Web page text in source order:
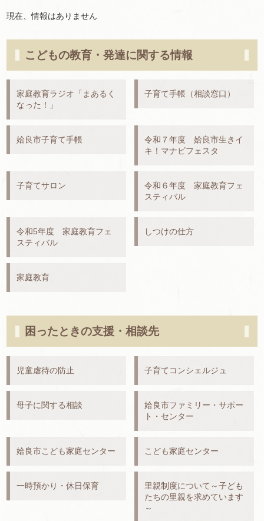
現在、情報はありません
こどもの教育・発達に関する情報
家庭教育ラジオ「まあるく
なった！」
子育て手帳（相談窓口）
姶良市子育て手帳
令和７年度 姶良市生きイ
キ！マナビフェスタ
子育てサロン
令和６年度 家庭教育フェ
スティバル
令和5年度 家庭教育フェ
スティバル
しつけの仕方
家庭教育
困ったときの支援・相談先
児童虐待の防止 子育てコンシェルジュ
母子に関する相談
姶良市ファミリー・サポー
ト・センター
姶良市こども家庭センター こども家庭センター
一時預かり・休日保育
里親制度について～子ども
たちの里親を求めています
～